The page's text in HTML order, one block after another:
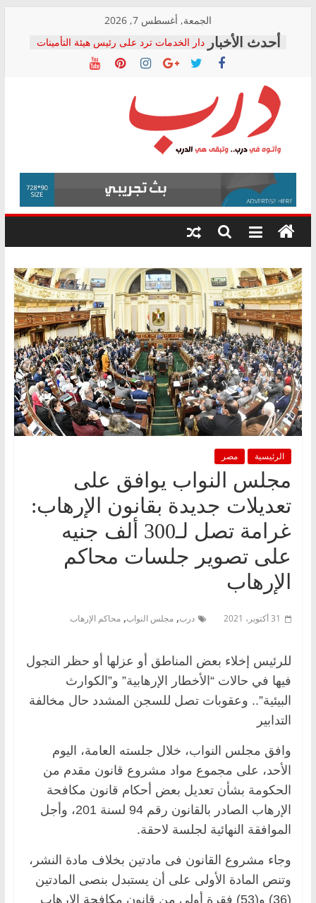
content
الجمعة, أغسطس 7, 2026
دار الخدمات ترد على رئيس هيئة التأمينات
بعد مؤتمره الصحفي: إنكار الأزمة لا ينهي
معاناة أصحاب المعاشات.. ونطالب بكشف
فرحات سليمان يكتب: القطاع الصحي إلى
أين؟
حزب التحالف الشعبي يطلق لجنة “الحق
في الصحة” بالإسكندرية لرصد الانتهاكات
ودعم المرضى
الوزاري لمدينة الصحفيين.. وانتهاء أعمال
إنشاء المبنى الإداري
المجلس القومي لحقوق الإنسان يعلن
متابعة قضية الدكتور محمد زهران.. ويؤكد:
قرينة البراءة وضمانات المحاكمة العادلة
درب
وأتوه
درب..
وتبقى
هي
الرئيسية مصر
مجلس النواب يوافق على
تعديلات جديدة بقانون الإرهاب:
غرامة تصل لـ300 ألف جنيه
على تصوير جلسات محاكم
الإرهاب
31 أكتوبر، 2021 درب, مجلس النواب, محاكم الإرهاب
للرئيس إخلاء بعض المناطق أو عزلها أو حظر التجول
فيها في حالات “الأخطار الإرهابية” و”الكوارث
البيئية”.. وعقوبات تصل للسجن المشدد حال مخالفة
التدابير
وافق مجلس النواب، خلال جلسته العامة، اليوم
الأحد، على مجموع مواد مشروع قانون مقدم من
الحكومة بشأن تعديل بعض أحكام قانون مكافحة
الإرهاب الصادر بالقانون رقم 94 لسنة 201، وأجل
الموافقة النهائية لجلسة لاحقة.
وجاء مشروع القانون فى مادتين بخلاف مادة النشر،
وتنص المادة الأولى على أن يستبدل بنصى المادتين
(36) و(53) فقرة أولى من قانون مكافحة الإرهاب